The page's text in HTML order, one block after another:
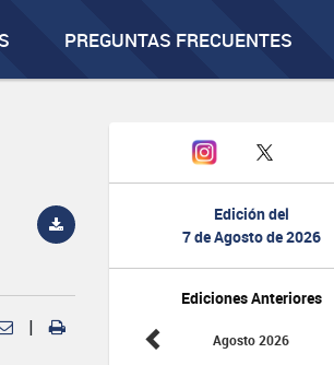
PREGUNTAS FRECUENTES
Edición del
7 de Agosto de 2026
Ediciones Anteriores
Agosto 2026
|